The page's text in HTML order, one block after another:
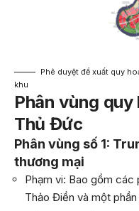
Phê duyệt đề xuất quy
khu
Phân vùng
Thủ Đức
Phân vùng số 1:
thương mại
Phạm vi: Bao gồm các
Thảo Điền và một